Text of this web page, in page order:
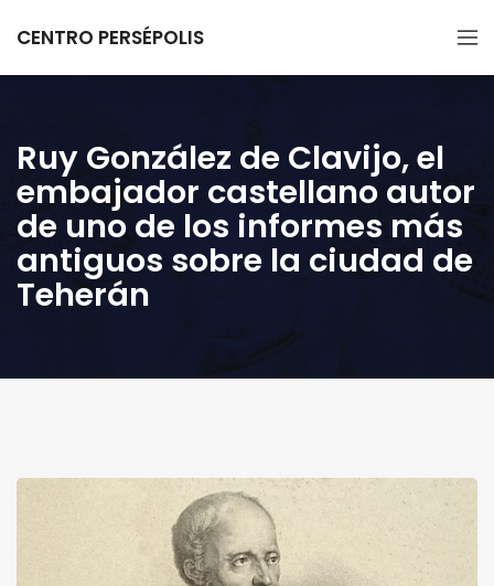
CENTRO PERSÉPOLIS
Ruy González de Clavijo, el
embajador castellano autor
de uno de los informes más
antiguos sobre la ciudad de
Teherán